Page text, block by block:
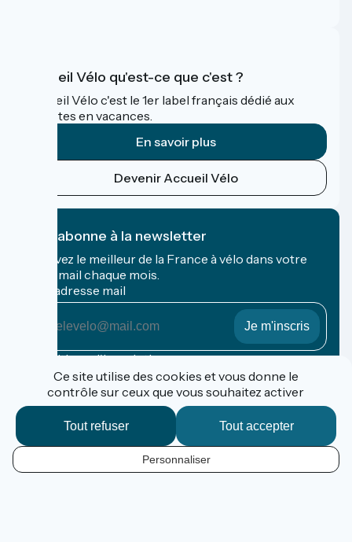
Accueil Vélo qu'est-ce que c'est ?
Accueil Vélo c'est le 1er label français dédié aux
cyclistes en vacances.
En savoir plus
Devenir Accueil Vélo
Je m'abonne à la newsletter
Recevez le meilleur de la France à vélo dans votre
boîte mail chaque mois.
Mon adresse mail
Mon
adresse
Conditions d'inscription
Financé dans le cadre de Destination France
Contact
Ce site utilise des cookies et vous donne le
contrôle sur ceux que vous souhaitez activer
Tout accepter
Tout refuser
Personnaliser